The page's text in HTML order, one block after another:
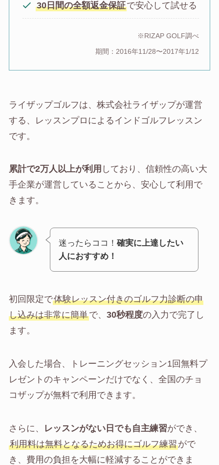
30日間の全額返金保証で安心して試せる
※RIZAP GOLF調べ
期間：2016年11/28〜2017年1/12
ライザップゴルフは、株式会社ライザップが運営
する、レッスンプロによるインドゴルフレッスン
です。
累計で2万人以上が利用 しており、信頼性の高い大
手企業が運営していることから、安心して利用で
きます。
迷ったらココ！ 確実に上達したい
人におすすめ！
初回限定で体験レッスン付きのゴルフ力診断の申
し込みは非常に簡単で、 30秒程度の入力で完了し
ます。
入会した場合、トレーニングセッション1回無料プ
レゼントのキャンペーンだけでなく、全国のチョ
コザップが無料で利用できます。
さらに、 レッスンがない日でも自主練習ができ、
利用料は無料となるためお得にゴルフ練習がで
き、費用の負担を大幅に軽減することができま